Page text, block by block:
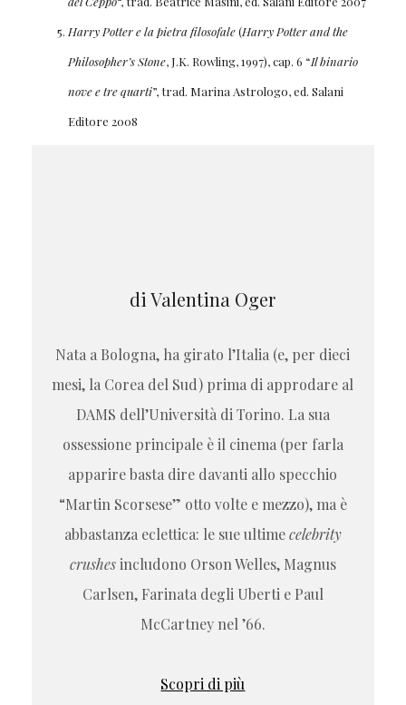
Harry Potter e la pietra filosofale(Harry Potter and the
Philosopher’s Stone, J.K. Rowling, 1997), cap. 6 “Il binario
nove e tre quarti”, trad. Marina Astrologo, ed. Salani
Editore 2008
di Valentina Oger
Nata a Bologna, ha girato l’Italia (e, per dieci
mesi, la Corea del Sud) prima di approdare al
DAMS dell’Università di Torino. La sua
ossessione principale è il cinema (per farla
apparire basta dire davanti allo specchio
“Martin Scorsese” otto volte e mezzo), ma è
abbastanza eclettica: le sue ultimecelebrity
crushesincludono Orson Welles, Magnus
Carlsen, Farinata degli Uberti e Paul
McCartney nel ’66.
Scopri di più